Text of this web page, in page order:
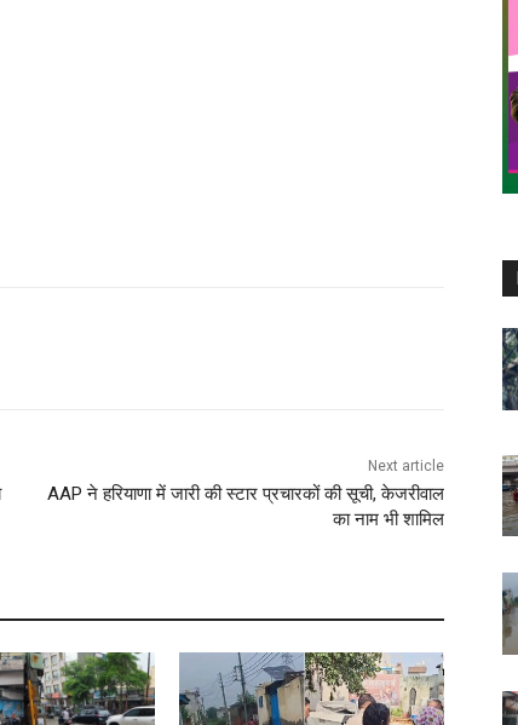
Next article
AAP ने हरियाणा में जारी की स्टार प्रचारकों की सूची, केजरीवाल
का नाम भी शामिल